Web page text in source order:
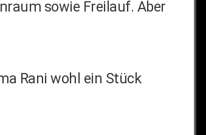
sowie Freilauf. Aber
Rani wohl ein Stück